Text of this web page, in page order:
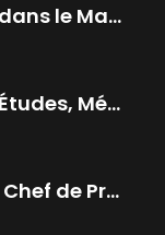
Pourquoi Travailler dans le Marketing :
Marketing de Luxe : Études, Métiers
Combien Gagne un Chef de Projet